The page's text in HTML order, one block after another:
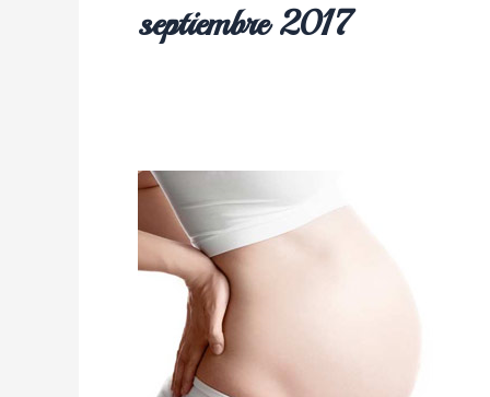
septiembre 2017
Embarazos